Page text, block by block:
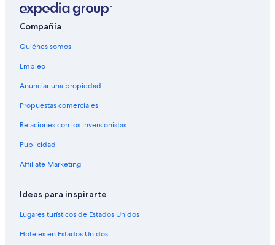
Hoteles con alberca en Ponta Pora
Hoteles en Ponta Pora
Hoteles en Caracol
Hoteles haciendas en Porto Murtinho
Hoteles en Porto Murtinho
Hoteles 2 estrellas en Sidrolandia
Hoteles en Sidrolandia
Resorts en Mato Grosso del Sur
Hoteles haciendas en Mato Grosso del Sur
Hostales en Mato Grosso del Sur
Compañía
Quiénes somos
Empleo
Anunciar una propiedad
Propuestas comerciales
Relaciones con los inversionistas
Publicidad
Affiliate Marketing
Ideas para inspirarte
Lugares turísticos de Estados Unidos
Hoteles en Estados Unidos